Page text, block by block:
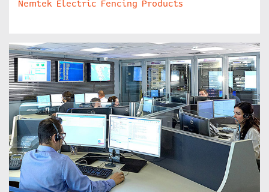
Nemtek Electric Fencing Products